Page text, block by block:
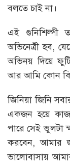
বলতে চাই না।
এই গুনিশিল্পী
অভিনেত্রী হব,
অভিনয় দিয়ে
আর আমি কোন কিছু
জিনিয়া জিনি
একজন হয়ে
পারে সেই ভুলটা
করবেন, আমার
ভালোবাসায়